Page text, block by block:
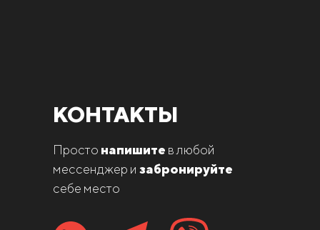
КОНТАКТЫ
Просто напишите в любой
мессенджер и забронируйте
себе место